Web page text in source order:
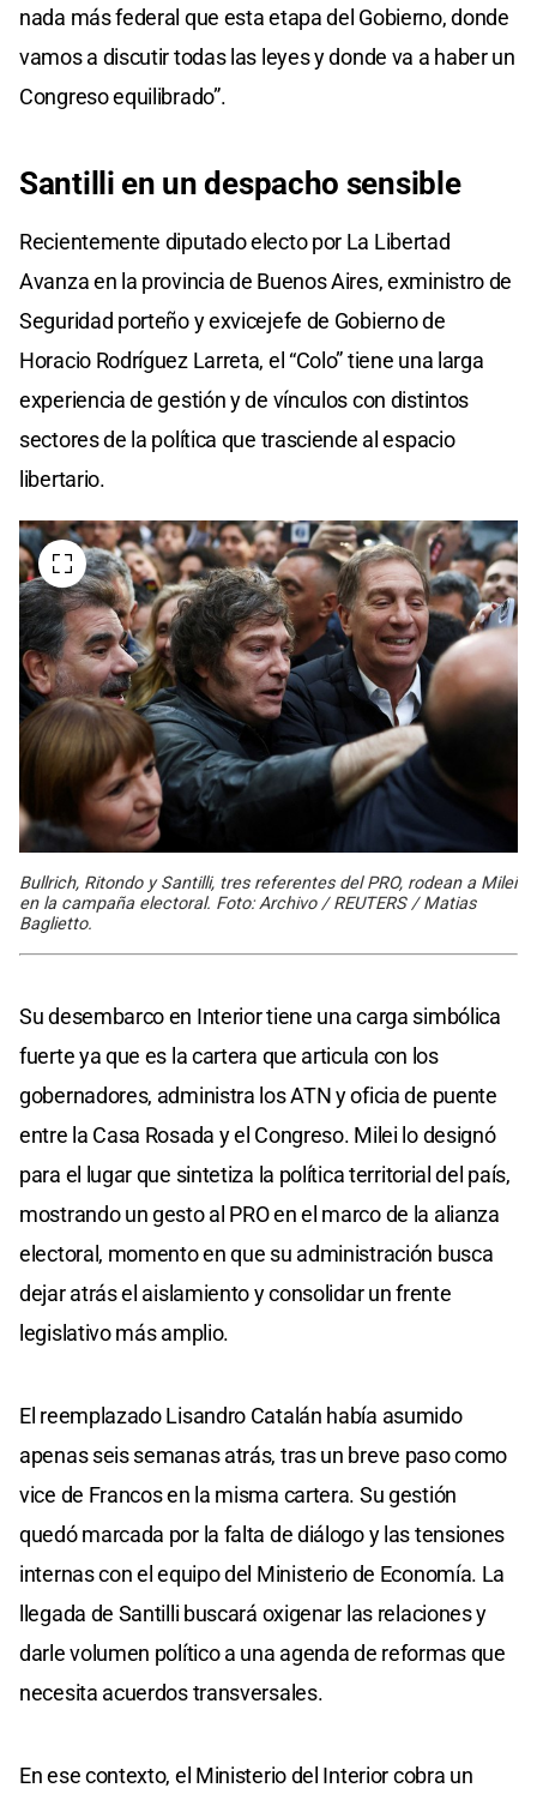
nada más federal que esta etapa del Gobierno, donde
vamos a discutir todas las leyes y donde va a haber un
Congreso equilibrado”.
Santilli en un despacho sensible
Recientemente diputado electo por La Libertad
Avanza en la provincia de Buenos Aires, exministro de
Seguridad porteño y exvicejefe de Gobierno de
Horacio Rodríguez Larreta, el “Colo” tiene una larga
experiencia de gestión y de vínculos con distintos
sectores de la política que trasciende al espacio
libertario.
Bullrich, Ritondo y Santilli, tres referentes del PRO, rodean a Milei
en la campaña electoral. Foto: Archivo / REUTERS / Matias
Baglietto.
Su desembarco en Interior tiene una carga simbólica
fuerte ya que es la cartera que articula con los
gobernadores, administra los ATN y oficia de puente
entre la Casa Rosada y el Congreso. Milei lo designó
para el lugar que sintetiza la política territorial del país,
mostrando un gesto al PRO en el marco de la alianza
electoral, momento en que su administración busca
dejar atrás el aislamiento y consolidar un frente
legislativo más amplio.
El reemplazado Lisandro Catalán había asumido
apenas seis semanas atrás, tras un breve paso como
vice de Francos en la misma cartera. Su gestión
quedó marcada por la falta de diálogo y las tensiones
internas con el equipo del Ministerio de Economía. La
llegada de Santilli buscará oxigenar las relaciones y
darle volumen político a una agenda de reformas que
necesita acuerdos transversales.
En ese contexto, el Ministerio del Interior cobra un